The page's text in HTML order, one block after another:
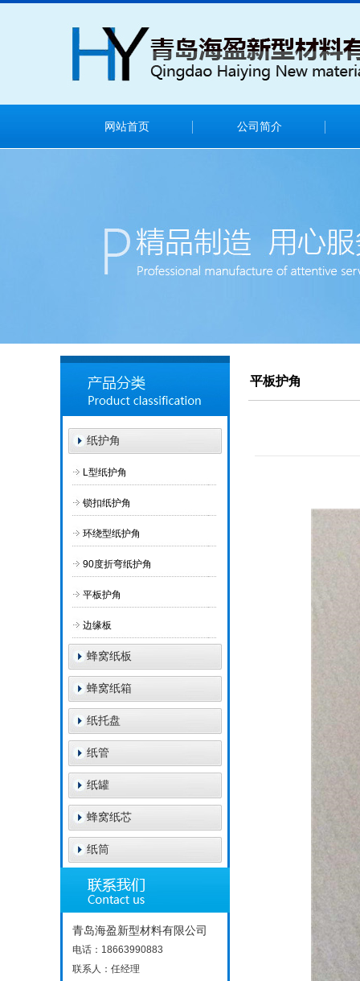
网站首页 公司简介
纸护角
L型纸护角
锁扣纸护角
环绕型纸护角
90度折弯纸护角
平板护角
边缘板
蜂窝纸板
蜂窝纸箱
纸托盘
纸管
纸罐
蜂窝纸芯
纸筒
青岛海盈新型材料有限公司
电话：18663990883
联系人：任经理
平板护角